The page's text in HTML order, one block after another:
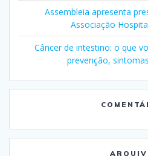
Assembleia apresenta
Associação
Câncer de intestino: o que
prevenção,